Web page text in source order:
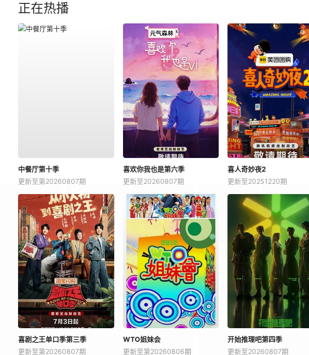
正在热播
中餐厅第十季
更新至第20260807期
喜欢你我也是第六季
更新至20260807期
喜人奇妙夜2
更新至20251220期
喜剧之王单口季第三季
更新至第20260807期
WTO姐妹会
更新至第20260806期
开始推理吧第四季
更新至20260807期